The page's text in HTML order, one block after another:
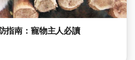
指南：寵物主人必讀